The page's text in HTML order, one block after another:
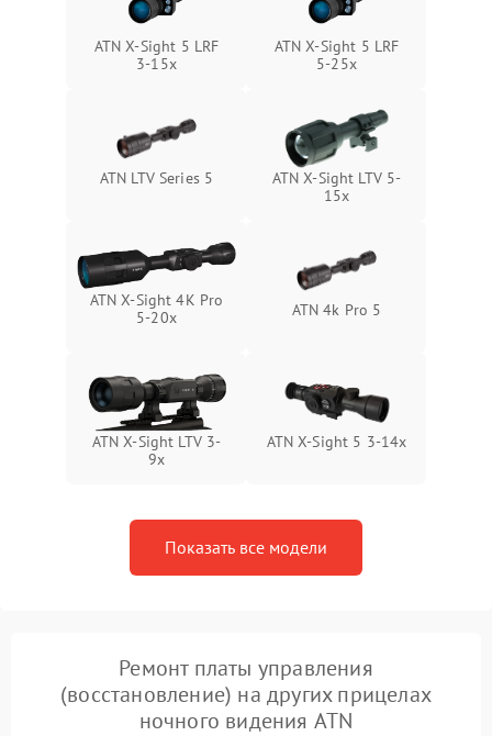
Неисправность системы
защиты от перегрева
1000 ₽ Подробнее →
Поломка системы защиты
от перенапряжения
Подробнее →
Поломка системы защиты
ATN X-Sight 5 LRF
3-15x
ATN X-Sight 5 LRF
5-25x
ATN LTV Series 5
ATN X-Sight LTV 5-
15x
ATN X-Sight 4K Pro
5-20x
ATN 4k Pro 5
ATN X-Sight LTV 3-
9x
ATN X-Sight 5 3-14x
Показать все модели
Ремонт платы управления
(восстановление) на других прицелах
ночного видения ATN